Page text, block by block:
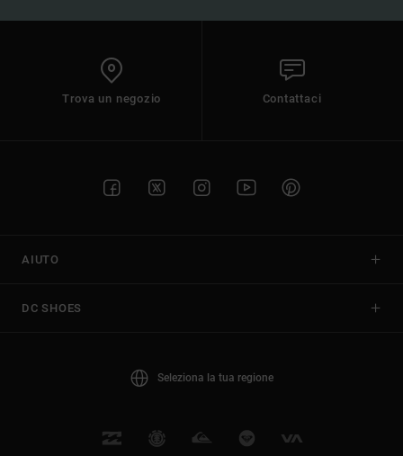
Trova un negozio Contattaci
AIUTO
DC SHOES
Seleziona la tua regione